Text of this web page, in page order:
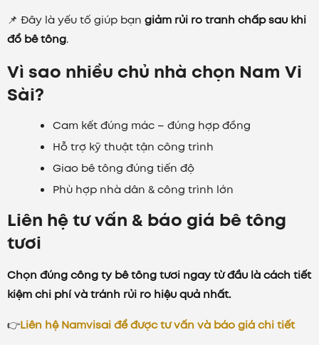
📌 Đây là yếu tố giúp bạn giảm rủi ro tranh chấp sau khi
đổ bê tông.
Vì sao nhiều chủ nhà chọn Nam Vi
Sài?
Cam kết đúng mác – đúng hợp đồng
Hỗ trợ kỹ thuật tận công trình
Giao bê tông đúng tiến độ
Phù hợp nhà dân & công trình lớn
Liên hệ tư vấn & báo giá bê tông
tươi
Chọn đúng công ty bê tông tươi ngay từ đầu là cách tiết
kiệm chi phí và tránh rủi ro hiệu quả nhất.
👉Liên hệ Namvisai để được tư vấn và báo giá chi tiết